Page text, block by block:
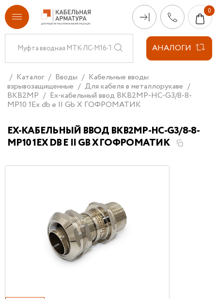
АНАЛОГИ
Каталог Вводы
Кабельные вводы
взрывозащищенные
Для кабеля в металлорукаве
ВКВ2МР
Ех-кабельный ввод ВКВ2МР-НС-G3/8-8-
МР10 1Ex db e II Gb X ГОФРОМАТИК
ЕХ-КАБЕЛЬНЫЙ ВВОД ВКВ2МР-НС-G3/8-8-
МР10 1EX DB E II GB X ГОФРОМАТИК